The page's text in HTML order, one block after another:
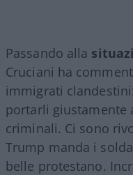
Passando alla
Cruciani ha
immigrati
portarli giustamente
criminali. Ci sono
Trump manda i
belle protestano.